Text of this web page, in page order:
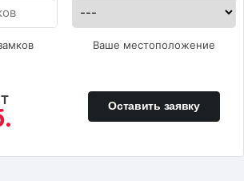
Ваше местоположение
Оставить заявку